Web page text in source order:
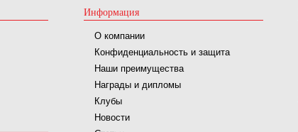
Информация
О компании
Конфиденциальность и защита
Наши преимущества
Награды и дипломы
Клубы
Новости